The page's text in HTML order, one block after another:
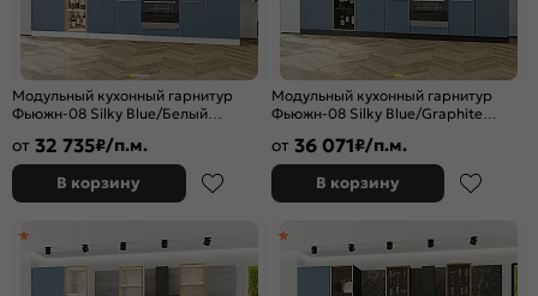
Модульный кухонный гарнитур
Фьюжн-08 Silky Blue/Белый
от 32 735₽/п.м.
В корзину
Модульный кухонный гарнитур
Фьюжн-08 Silky Blue/Graphite
от 36 071₽/п.м.
В корзину